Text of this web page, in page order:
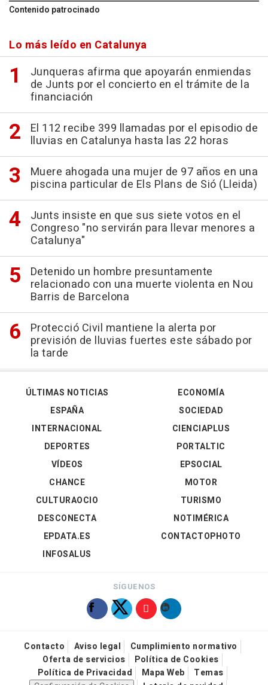
Contenido patrocinado
Lo más leído en Catalunya
Junqueras afirma que apoyarán enmiendas
de Junts por el concierto en el trámite de la
financiación
El 112 recibe 399 llamadas por el episodio de
lluvias en Catalunya hasta las 22 horas
Muere ahogada una mujer de 97 años en una
piscina particular de Els Plans de Sió (Lleida)
Junts insiste en que sus siete votos en el
Congreso "no servirán para llevar menores a
Catalunya"
Detenido un hombre presuntamente
relacionado con una muerte violenta en Nou
Barris de Barcelona
Protecció Civil mantiene la alerta por
previsión de lluvias fuertes este sábado por
la tarde
ÚLTIMAS NOTICIAS
ESPAÑA
INTERNACIONAL
DEPORTES
VÍDEOS
ECONOMÍA
SOCIEDAD
CIENCIAPLUS
PORTALTIC
EPSOCIAL
CHANCE
CULTURAOCIO
DESCONECTA
EPDATA.ES
INFOSALUS
MOTOR
TURISMO
NOTIMÉRICA
CONTACTOPHOTO
SÍGUENOS
Contacto Aviso legal
Cumplimiento normativo
Oferta de servicios
Política de Cookies
Política de Privacidad
Mapa Web
Temas